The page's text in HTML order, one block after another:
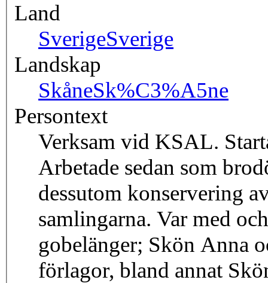
Land
SverigeSverige
Landskap
SkåneSk%C3%A5ne
Persontext
Verksam vid KSAL.
Arbetade sedan som
dessutom konservering
samlingarna. Var med
gobelänger; Skön Anna
förlagor, bland annat